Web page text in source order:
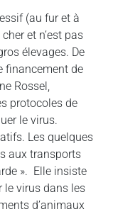
(au fur et à
et n’est pas
élevages. De
financement de
Rossel,
protocoles de
le virus.
Les quelques
aux transports
». Elle insiste
le virus dans les
d’animaux